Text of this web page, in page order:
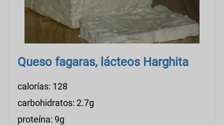
Queso fagaras, lácteos Harghita
calorías: 128
carbohidratos: 2.7g
proteína: 9g